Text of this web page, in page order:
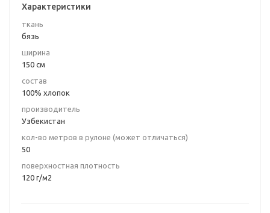
Характеристики
ткань
бязь
ширина
150 см
состав
100% хлопок
производитель
Узбекистан
кол-во метров в рулоне (может отличаться)
50
поверхностная плотность
120 г/м2